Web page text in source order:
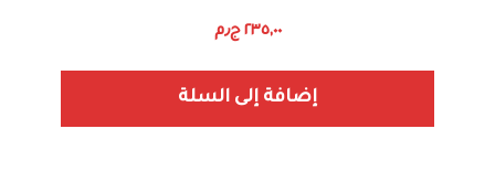
٢٣٥,٠٠ ج٫م
إضافة إلى السلة